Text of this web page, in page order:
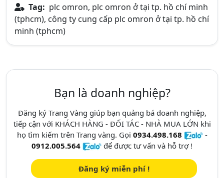
Tag: plc omron, plc omron ở tại tp. hồ chí minh
(tphcm), công ty cung cấp plc omron ở tại tp. hồ chí
minh (tphcm)
Bạn là doanh nghiệp?
Đăng ký Trang Vàng giúp bạn quảng bá doanh nghiệp,
tiếp cận với KHÁCH HÀNG - ĐỐI TÁC - NHÀ MUA LỚN khi
họ tìm kiếm trên Trang vàng. Gọi 0934.498.168
-
0912.005.564
để được tư vấn và hỗ trợ !
Đăng ký miễn phí !